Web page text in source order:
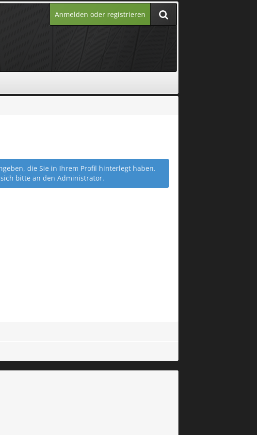
Anmelden oder registrieren
die Sie in Ihrem Profil hinterlegt haben.
bitte an den Administrator.